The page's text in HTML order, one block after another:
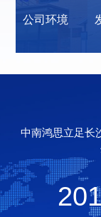
公司环境
中南鸿思立足长